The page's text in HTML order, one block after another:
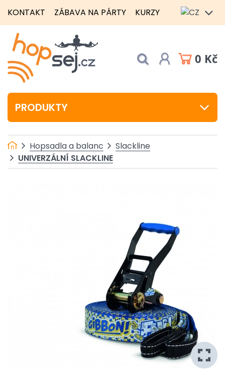
KONTAKT ZÁBAVA NA PÁRTY KURZY
0 Kč
PRODUKTY
Hopsadla a balanc
Slackline
UNIVERZÁLNÍ SLACKLINE